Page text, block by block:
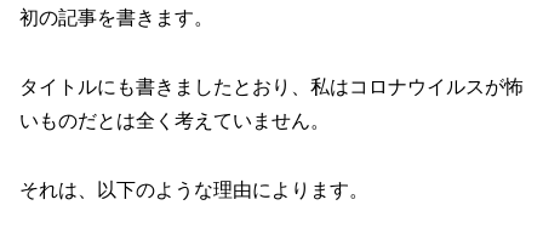
初の記事を書きます。
タイトルにも書きましたとおり、私はコロナウイルスが怖
いものだとは全く考えていません。
それは、以下のような理由によります。